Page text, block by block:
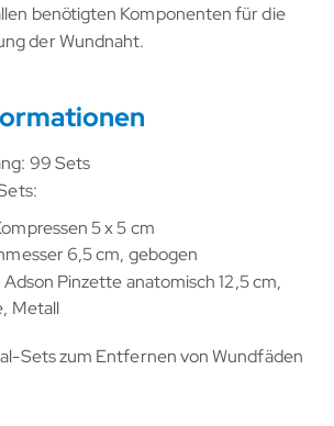
benötigten Komponenten für die
der Wundnaht.
99 Sets
5 x 5 cm
6,5 cm, gebogen
Adson Pinzette anatomisch 12,5 cm,
Metall
Sets zum Entfernen von Wundfäden